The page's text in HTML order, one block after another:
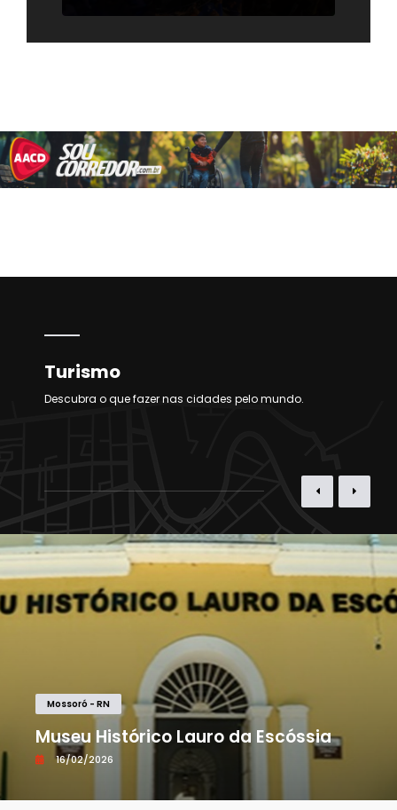
Turismo
Descubra o que fazer nas cidades pelo mundo.
Mossoró - RN
Museu Histórico Lauro da Escóssia
16/02/2026